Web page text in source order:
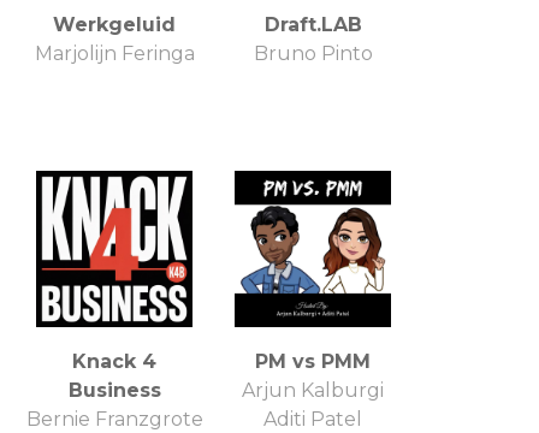
Werkgeluid
Marjolijn Feringa
Draft.LAB
Bruno Pinto
Knack 4
Business
Bernie Franzgrote
PM vs PMM
Arjun Kalburgi
Aditi Patel